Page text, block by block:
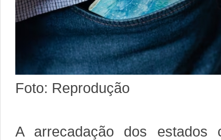
Foto: Reprodução
A arrecadação dos